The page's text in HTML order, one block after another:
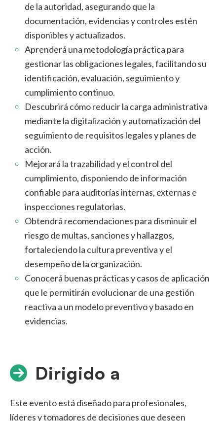
de la autoridad, asegurando que la
documentación, evidencias y controles estén
disponibles y actualizados.
Aprenderá una metodología práctica para
gestionar las obligaciones legales, facilitando su
identificación, evaluación, seguimiento y
cumplimiento continuo.
Descubrirá cómo reducir la carga administrativa
mediante la digitalización y automatización del
seguimiento de requisitos legales y planes de
acción.
Mejorará la trazabilidad y el control del
cumplimiento, disponiendo de información
confiable para auditorías internas, externas e
inspecciones regulatorias.
Obtendrá recomendaciones para disminuir el
riesgo de multas, sanciones y hallazgos,
fortaleciendo la cultura preventiva y el
desempeño de la organización.
Conocerá buenas prácticas y casos de aplicación
que le permitirán evolucionar de una gestión
reactiva a un modelo preventivo y basado en
evidencias.
Dirigido a
Este evento está diseñado para profesionales,
líderes y tomadores de decisiones que deseen